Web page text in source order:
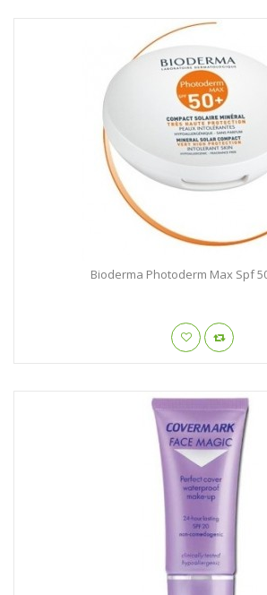
Bioderma Photoderm Max Spf